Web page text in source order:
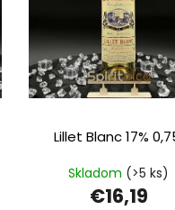
Lillet Blanc 17%
Skladom (>5 ks)
€16,19